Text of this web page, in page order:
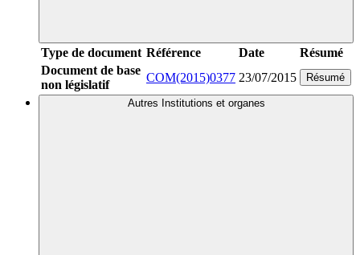
Type de document Référence Date
Résumé
Document de base
non législatif
COM(2015)0377 23/07/2015 Résumé
Autres Institutions et organes